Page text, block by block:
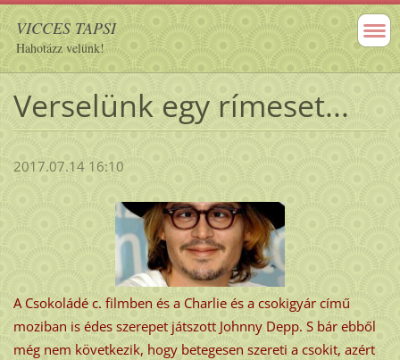
VICCES TAPSI
Hahotázz velünk!
Verselünk egy rímeset...
2017.07.14 16:10
A Csokoládé c. filmben és a Charlie és a csokigyár című
moziban is édes szerepet játszott Johnny Depp. S bár ebből
még nem következik, hogy betegesen szereti a csokit, azért